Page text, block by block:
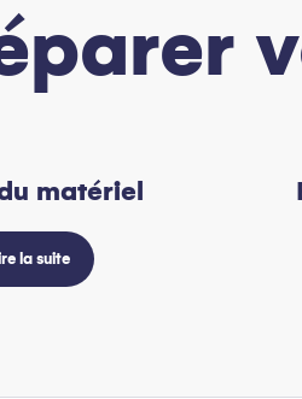
matériel
la suite